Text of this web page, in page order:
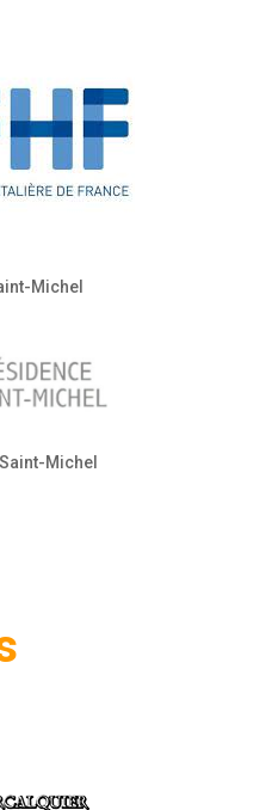
Michel
Michel